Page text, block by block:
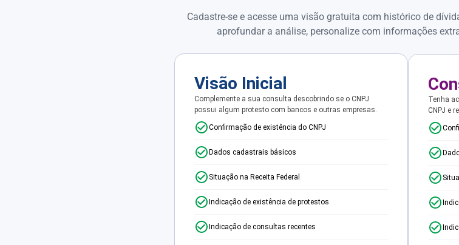
Cadastre-se e acesse uma visão gratuita com histórico de
aprofundar a análise, personalize com informações
Visão Inicial
Complemente a sua consulta descobrindo se o CNPJ
possui algum protesto com bancos e outras empresas.
Confirmação de existência do CNPJ
Dados cadastrais básicos
Situação na Receita Federal
Indicação de existência de protestos
Indicação de consultas recentes
Tenha
CNPJ e